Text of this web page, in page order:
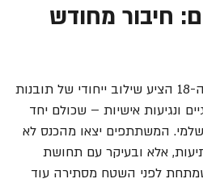
חיבור מחודש
כנס חוויית לימוד ירושלמית ה-18 הציע שילוב ייחודי של תובנות
ונגיעות אישיות – שכולם יחד
המשתתפים יצאו מהכנס לא
אלא ובעיקר עם תחושת
לפני השטח מסתירה עוד